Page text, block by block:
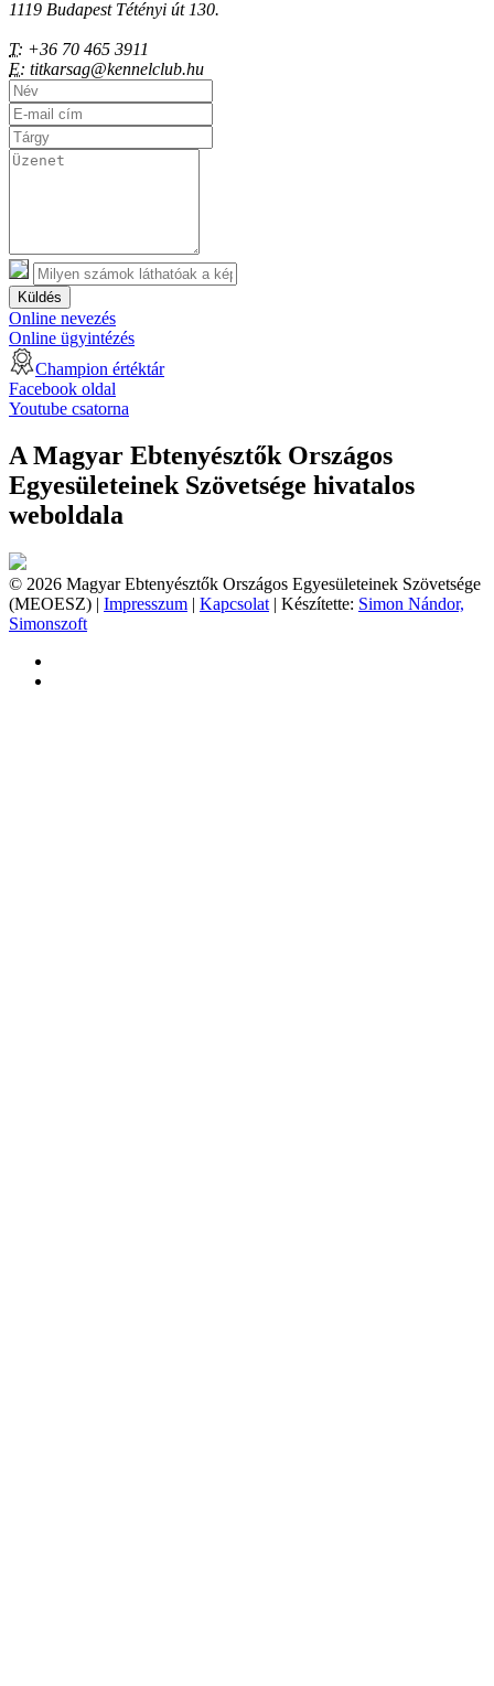
1119 Budapest Tétényi út 130.
T: +36 70 465 3911
E: titkarsag@kennelclub.hu
Küldés
Online nevezés
Online ügyintézés
Champion értéktár
Facebook oldal
Youtube csatorna
A Magyar Ebtenyésztők Országos
Egyesületeinek Szövetsége hivatalos
weboldala
© 2026 Magyar Ebtenyésztők Országos Egyesületeinek Szövetsége
(MEOESZ) | Impresszum | Kapcsolat | Készítette: Simon Nándor,
Simonszoft